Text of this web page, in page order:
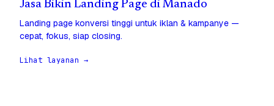
Jasa Bikin Landing Page di Manado
Landing page konversi tinggi untuk iklan & kampanye —
cepat, fokus, siap closing.
Lihat layanan →